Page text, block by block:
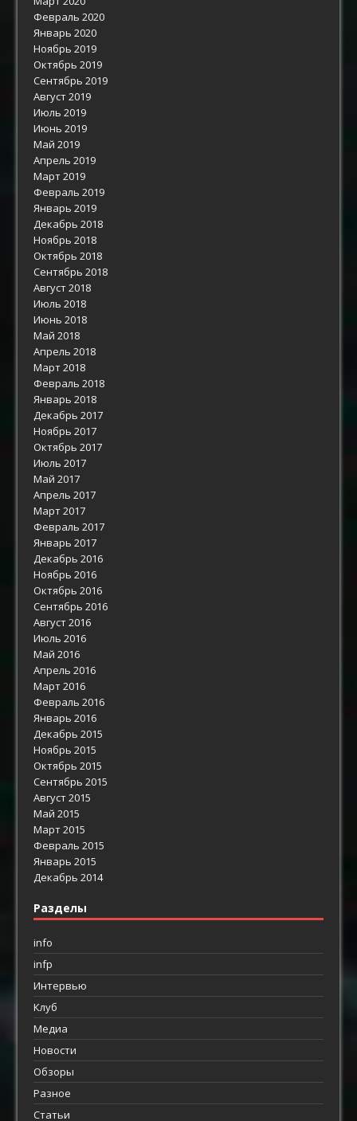
Февраль 2020
Январь 2020
Ноябрь 2019
Октябрь 2019
Сентябрь 2019
Август 2019
Июль 2019
Июнь 2019
Май 2019
Апрель 2019
Март 2019
Февраль 2019
Январь 2019
Декабрь 2018
Ноябрь 2018
Октябрь 2018
Сентябрь 2018
Август 2018
Июль 2018
Июнь 2018
Май 2018
Апрель 2018
Март 2018
Февраль 2018
Январь 2018
Декабрь 2017
Ноябрь 2017
Октябрь 2017
Июль 2017
Май 2017
Апрель 2017
Март 2017
Февраль 2017
Январь 2017
Декабрь 2016
Ноябрь 2016
Октябрь 2016
Сентябрь 2016
Август 2016
Июль 2016
Май 2016
Апрель 2016
Март 2016
Февраль 2016
Январь 2016
Декабрь 2015
Ноябрь 2015
Октябрь 2015
Сентябрь 2015
Август 2015
Май 2015
Март 2015
Февраль 2015
Январь 2015
Декабрь 2014
Разделы
info
infp
Интервью
Клуб
Медиа
Новости
Обзоры
Разное
Статьи